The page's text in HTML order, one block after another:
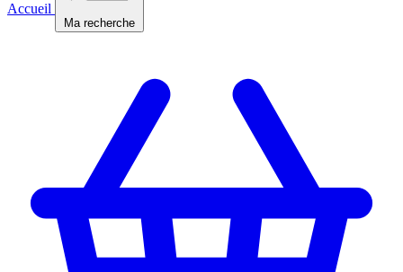
Accueil
Ma recherche